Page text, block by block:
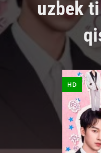
uzbek
HD